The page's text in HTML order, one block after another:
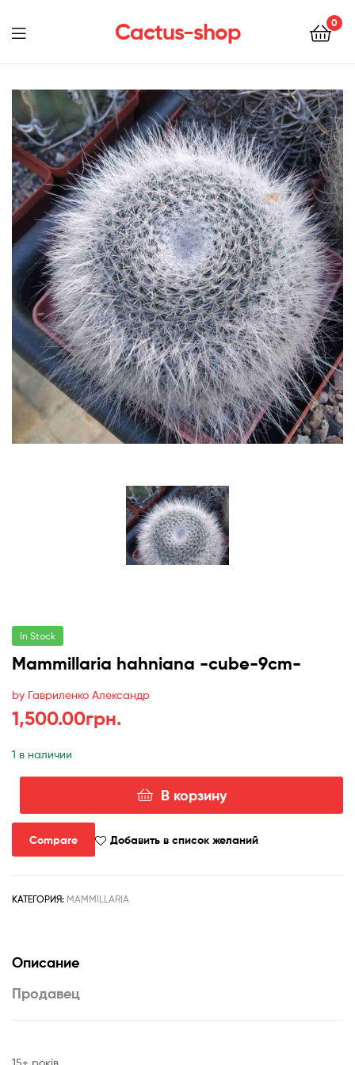
Cactus-shop 0
Menu
In Stock
Mammillaria hahniana -cube-9cm-
by Гавриленко Александр
1,500.00грн.
1 в наличии
товара
Mammillaria
hahniana
9cm-
В корзину
Compare Добавить в список желаний
КАТЕГОРИЯ: MAMMILLARIA
Описание
Продавец
15+ років